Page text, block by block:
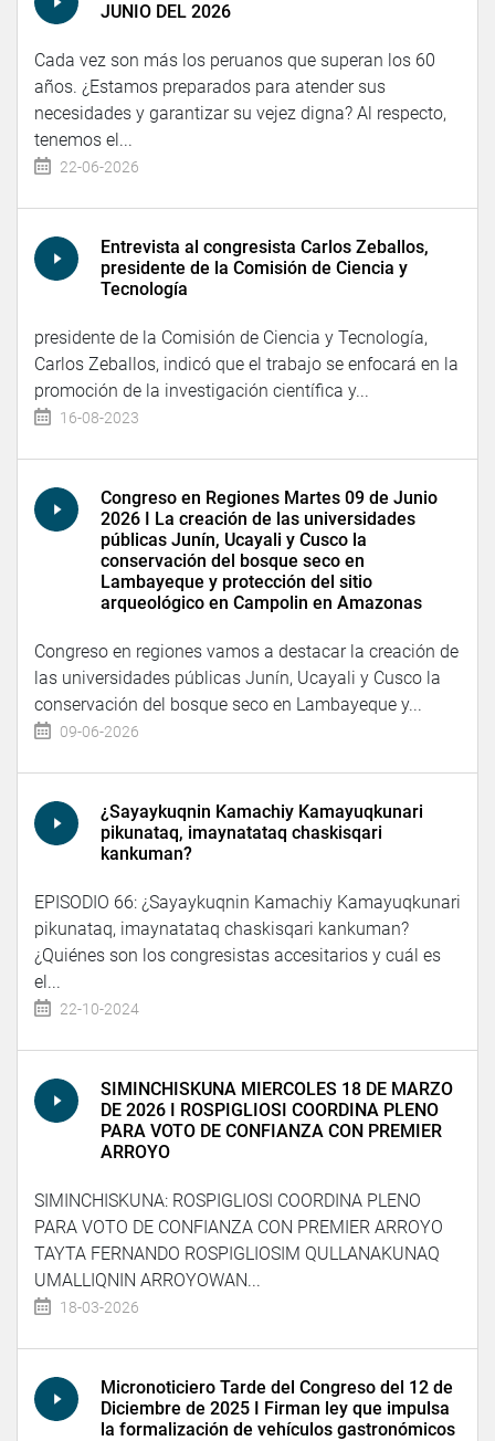
JUNIO DEL 2026
Cada vez son más los peruanos que superan los 60
años. ¿Estamos preparados para atender sus
necesidades y garantizar su vejez digna? Al respecto,
tenemos el...
22-06-2026
Entrevista al congresista Carlos Zeballos,
presidente de la Comisión de Ciencia y
Tecnología
presidente de la Comisión de Ciencia y Tecnología,
Carlos Zeballos, indicó que el trabajo se enfocará en la
promoción de la investigación científica y...
16-08-2023
Congreso en Regiones Martes 09 de Junio
2026 I La creación de las universidades
públicas Junín, Ucayali y Cusco la
conservación del bosque seco en
Lambayeque y protección del sitio
arqueológico en Campolin en Amazonas
Congreso en regiones vamos a destacar la creación de
las universidades públicas Junín, Ucayali y Cusco la
conservación del bosque seco en Lambayeque y...
09-06-2026
¿Sayaykuqnin Kamachiy Kamayuqkunari
pikunataq, imaynatataq chaskisqari
kankuman?
EPISODIO 66: ¿Sayaykuqnin Kamachiy Kamayuqkunari
pikunataq, imaynatataq chaskisqari kankuman?
¿Quiénes son los congresistas accesitarios y cuál es
el...
22-10-2024
SIMINCHISKUNA MIERCOLES 18 DE MARZO
DE 2026 I ROSPIGLIOSI COORDINA PLENO
PARA VOTO DE CONFIANZA CON PREMIER
ARROYO
SIMINCHISKUNA: ROSPIGLIOSI COORDINA PLENO
PARA VOTO DE CONFIANZA CON PREMIER ARROYO
TAYTA FERNANDO ROSPIGLIOSIM QULLANAKUNAQ
UMALLIQNIN ARROYOWAN...
18-03-2026
Micronoticiero Tarde del Congreso del 12 de
Diciembre de 2025 I Firman ley que impulsa
la formalización de vehículos gastronómicos